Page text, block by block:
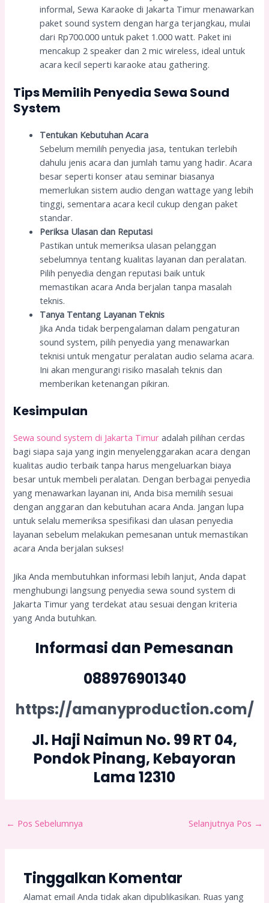
informal, Sewa Karaoke di Jakarta Timur menawarkan
paket sound system dengan harga terjangkau, mulai
dari Rp700.000 untuk paket 1.000 watt. Paket ini
mencakup 2 speaker dan 2 mic wireless, ideal untuk
acara kecil seperti karaoke atau gathering.
Tips Memilih Penyedia Sewa Sound
System
Tentukan Kebutuhan Acara
Sebelum memilih penyedia jasa, tentukan terlebih
dahulu jenis acara dan jumlah tamu yang hadir. Acara
besar seperti konser atau seminar biasanya
memerlukan sistem audio dengan wattage yang lebih
tinggi, sementara acara kecil cukup dengan paket
standar.
Periksa Ulasan dan Reputasi
Pastikan untuk memeriksa ulasan pelanggan
sebelumnya tentang kualitas layanan dan peralatan.
Pilih penyedia dengan reputasi baik untuk
memastikan acara Anda berjalan tanpa masalah
teknis.
Tanya Tentang Layanan Teknis
Jika Anda tidak berpengalaman dalam pengaturan
sound system, pilih penyedia yang menawarkan
teknisi untuk mengatur peralatan audio selama acara.
Ini akan mengurangi risiko masalah teknis dan
memberikan ketenangan pikiran.
Kesimpulan
Sewa sound system di Jakarta Timur adalah pilihan cerdas
bagi siapa saja yang ingin menyelenggarakan acara dengan
kualitas audio terbaik tanpa harus mengeluarkan biaya
besar untuk membeli peralatan. Dengan berbagai penyedia
yang menawarkan layanan ini, Anda bisa memilih sesuai
dengan anggaran dan kebutuhan acara Anda. Jangan lupa
untuk selalu memeriksa spesifikasi dan ulasan penyedia
layanan sebelum melakukan pemesanan untuk memastikan
acara Anda berjalan sukses!
Jika Anda membutuhkan informasi lebih lanjut, Anda dapat
menghubungi langsung penyedia sewa sound system di
Jakarta Timur yang terdekat atau sesuai dengan kriteria
yang Anda butuhkan.
Informasi dan Pemesanan
088976901340
https://amanyproduction.com/
Jl. Haji Naimun No. 99 RT 04,
Pondok Pinang, Kebayoran
Lama 12310
← Pos Sebelumnya Selanjutnya Pos →
Tinggalkan Komentar
Alamat email Anda tidak akan dipublikasikan. Ruas yang